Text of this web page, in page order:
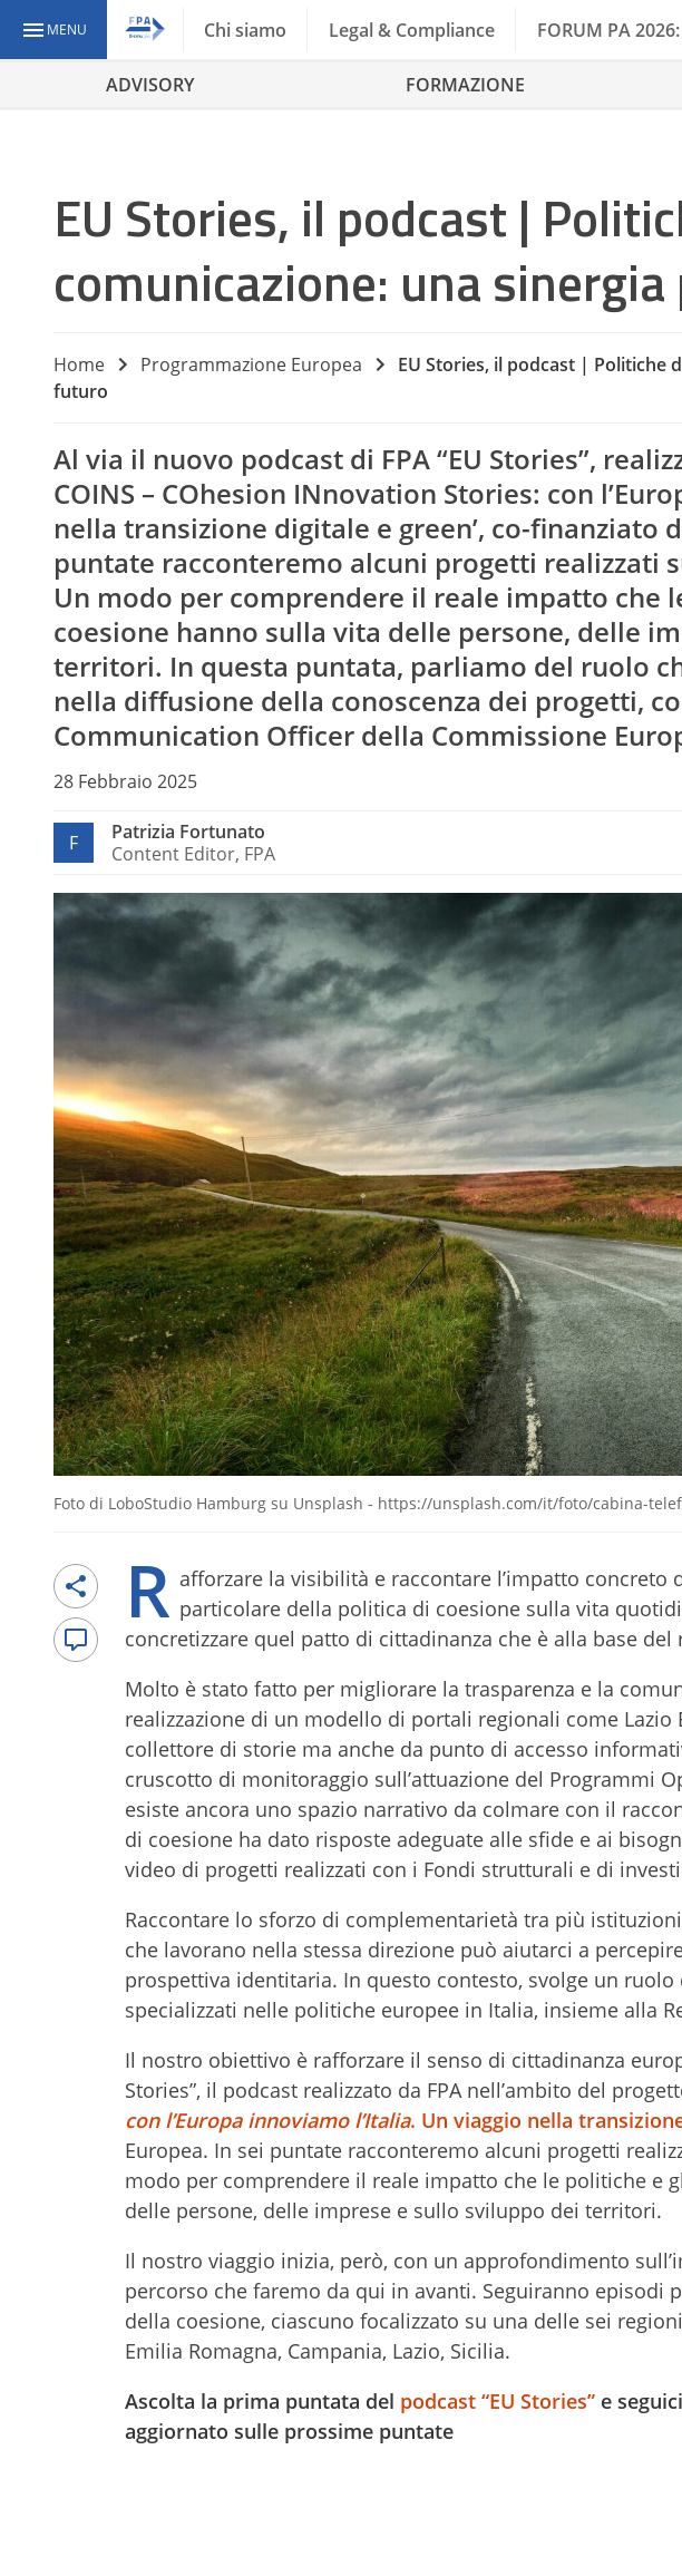
MENU Chi siamo Legal & Compliance FORUM PA
ADVISORY FORMAZIONE
EU Stories, il podcast |
comunicazione: una
Home Programmazione Europea
EU Stories, il podcast | Politiche
futuro
Al via il nuovo podcast di FPA “EU Stories”,
COINS – COhesion INnovation Stories: con
nella transizione digitale e green’, co-finanziato
puntate racconteremo alcuni progetti realizzati
Un modo per comprendere il reale impatto che
coesione hanno sulla vita delle persone, delle
territori. In questa puntata, parliamo del ruolo
nella diffusione della conoscenza dei progetti,
Communication Officer della Commissione
28 Febbraio 2025
F
Patrizia Fortunato
Content Editor, FPA
Foto di LoboStudio Hamburg su Unsplash - https://unsplash.com/it/foto/cabina-
R afforzare la visibilità e raccontare l’impatto concreto
particolare della politica di coesione sulla vita
concretizzare quel patto di cittadinanza che è alla base
Molto è stato fatto per migliorare la trasparenza e la
realizzazione di un modello di portali regionali come Lazio
collettore di storie ma anche da punto di accesso
cruscotto di monitoraggio sull’attuazione del Programmi
esiste ancora uno spazio narrativo da colmare con il
di coesione ha dato risposte adeguate alle sfide e ai
video di progetti realizzati con i Fondi strutturali e di
Raccontare lo sforzo di complementarietà tra più
che lavorano nella stessa direzione può aiutarci a
prospettiva identitaria. In questo contesto, svolge un
specializzati nelle politiche europee in Italia, insieme alla
Il nostro obiettivo è rafforzare il senso di cittadinanza
Stories”, il podcast realizzato da FPA nell’ambito del
con l’Europa innoviamo l’Italia. Un viaggio nella
Europea. In sei puntate racconteremo alcuni progetti
modo per comprendere il reale impatto che le politiche e
delle persone, delle imprese e sullo sviluppo dei territori.
Il nostro viaggio inizia, però, con un approfondimento
percorso che faremo da qui in avanti. Seguiranno episodi
della coesione, ciascuno focalizzato su una delle sei
Emilia Romagna, Campania, Lazio, Sicilia.
Ascolta la prima puntata del podcast “EU Stories” e
aggiornato sulle prossime puntate